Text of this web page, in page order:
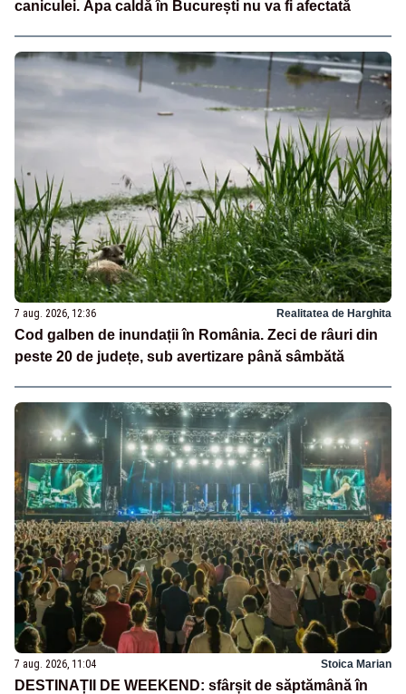
caniculei. Apa caldă în București nu va fi afectată
7 aug. 2026, 12:36 Realitatea de Harghita
Cod galben de inundații în România. Zeci de râuri din
peste 20 de județe, sub avertizare până sâmbătă
7 aug. 2026, 11:04 Stoica Marian
DESTINAȚII DE WEEKEND: sfârșit de săptămână în